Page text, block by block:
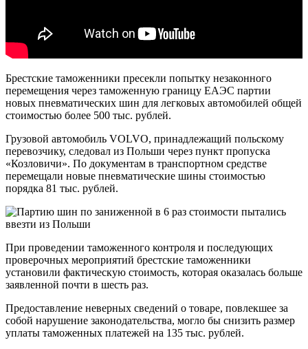
Брестские таможенники пресекли попытку незаконного
перемещения через таможенную границу ЕАЭС партии
новых пневматических шин для легковых автомобилей общей
стоимостью более 500 тыс. рублей.
Грузовой автомобиль VOLVO, принадлежащий польскому
перевозчику, следовал из Польши через пункт пропуска
«Козловичи». По документам в транспортном средстве
перемещали новые пневматические шины стоимостью
порядка 81 тыс. рублей.
При проведении таможенного контроля и последующих
проверочных мероприятий брестские таможенники
установили фактическую стоимость, которая оказалась больше
заявленной почти в шесть раз.
Предоставление неверных сведений о товаре, повлекшее за
собой нарушение законодательства, могло бы снизить размер
уплаты таможенных платежей на 135 тыс. рублей.